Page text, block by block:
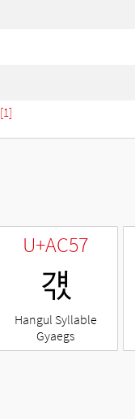
[1]
U+AC57
걗
Hangul Syllable
Gyaegs